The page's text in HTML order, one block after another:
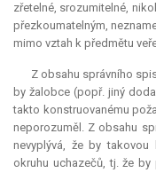
zřetelné, srozumitelné,
přezkoumatelným,
mimo vztah k předmětu
Z obsahu správního
by žalobce (popř. jiný
takto konstruovanému
neporozuměl. Z obsahu
nevyplývá, že by
okruhu uchazečů, tj. že